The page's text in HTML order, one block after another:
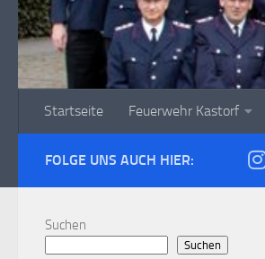
Startseite Feuerwehr Kastorf
FOLGE UNS AUCH HIER:
Suchen
Suchen